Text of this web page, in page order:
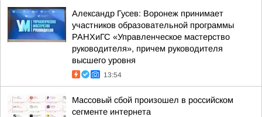
Александр Гусев: Воронеж принимает
участников образовательной программы
РАНХиГС «Управленческое мастерство
руководителя», причем руководителя
высшего уровня
13:54
Массовый сбой произошел в российском
сегменте интернета